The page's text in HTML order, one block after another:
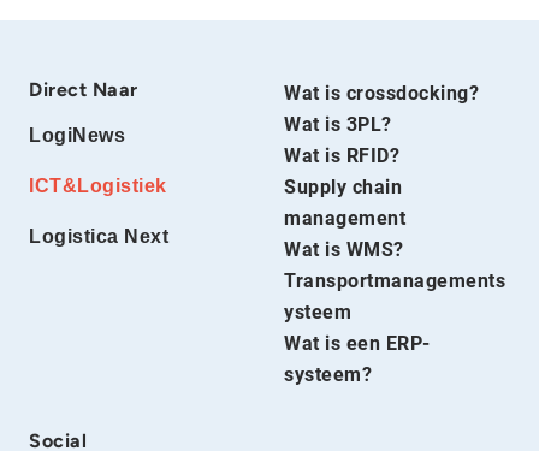
Direct Naar
LogiNews
ICT&Logistiek
Logistica Next
Wat is crossdocking?
Wat is 3PL?
Wat is RFID?
Supply chain
management
Wat is WMS?
Transportmanagements
ysteem
Wat is een ERP-
systeem?
Social